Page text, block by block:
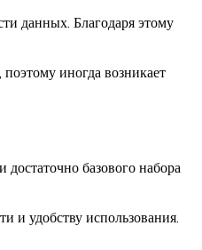
данных. Благодаря этому
иногда возникает
базового набора
и удобству использования.